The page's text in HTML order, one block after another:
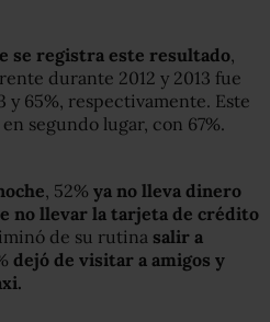
se registra este resultado,
durante 2012 y 2013 fue
y 65%, respectivamente. Este
segundo lugar, con 67%.
, 52% ya no lleva dinero
no llevar la tarjeta de crédito
de su rutina salir a
dejó de visitar a amigos y